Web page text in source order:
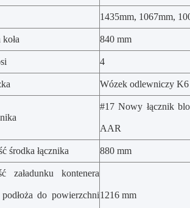
1435mm, 1067mm,
840 mm
4
Wózek odlewniczy K6
#17 Nowy łącznik
AAR
środka łącznika 880 mm
załadunku kontenera
do powierzchni1216 mm